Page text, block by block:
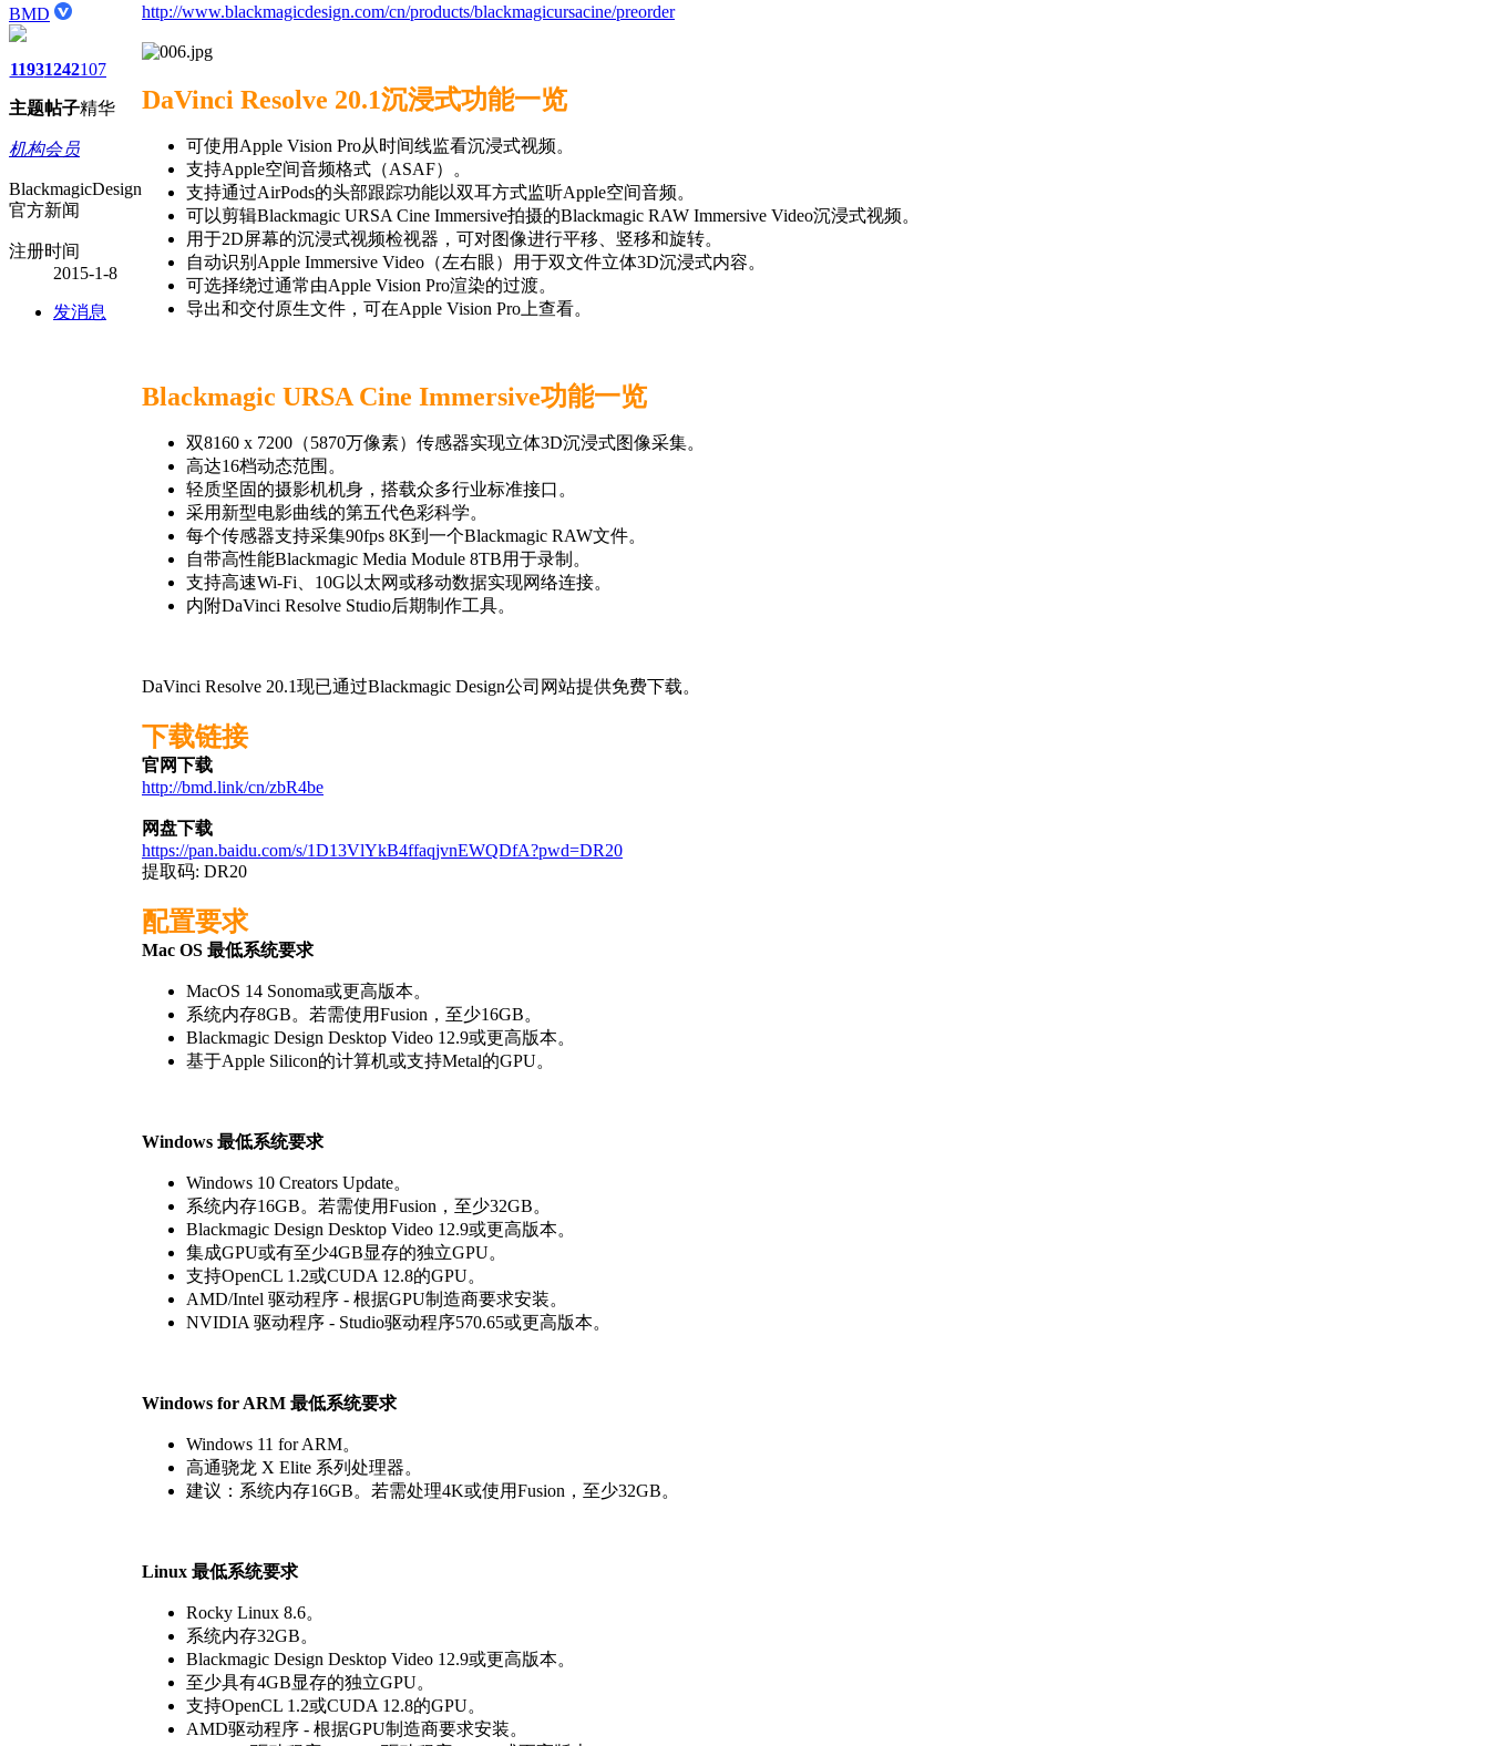
BMD
1193
主题
1242
帖子
107
精华
机构会员
BlackmagicDesign
官方新闻
注册时间
2015-1-8
发消息
http://www.blackmagicdesign.com/cn/products/blackmagicursacine/preorder
DaVinci Resolve 20.1沉浸式功能一览
可使用Apple Vision Pro从时间线监看沉浸式视频。
支持Apple空间音频格式（ASAF）。
支持通过AirPods的头部跟踪功能以双耳方式监听Apple空间音频。
可以剪辑Blackmagic URSA Cine Immersive拍摄的Blackmagic RAW Immersive Video沉浸式视频。
用于2D屏幕的沉浸式视频检视器，可对图像进行平移、竖移和旋转。
自动识别Apple Immersive Video（左右眼）用于双文件立体3D沉浸式内容。
可选择绕过通常由Apple Vision Pro渲染的过渡。
导出和交付原生文件，可在Apple Vision Pro上查看。
Blackmagic URSA Cine Immersive功能一览
双8160 x 7200（5870万像素）传感器实现立体3D沉浸式图像采集。
高达16档动态范围。
轻质坚固的摄影机机身，搭载众多行业标准接口。
采用新型电影曲线的第五代色彩科学。
每个传感器支持采集90fps 8K到一个Blackmagic RAW文件。
自带高性能Blackmagic Media Module 8TB用于录制。
支持高速Wi-Fi、10G以太网或移动数据实现网络连接。
内附DaVinci Resolve Studio后期制作工具。
DaVinci Resolve 20.1现已通过Blackmagic Design公司网站提供免费下载。
下载链接
官网下载
http://bmd.link/cn/zbR4be
网盘下载
https://pan.baidu.com/s/1D13VlYkB4ffaqjvnEWQDfA?pwd=DR20
提取码: DR20
配置要求
Mac OS 最低系统要求
MacOS 14 Sonoma或更高版本。
系统内存8GB。若需使用Fusion，至少16GB。
Blackmagic Design Desktop Video 12.9或更高版本。
基于Apple Silicon的计算机或支持Metal的GPU。
Windows 最低系统要求
Windows 10 Creators Update。
系统内存16GB。若需使用Fusion，至少32GB。
Blackmagic Design Desktop Video 12.9或更高版本。
集成GPU或有至少4GB显存的独立GPU。
支持OpenCL 1.2或CUDA 12.8的GPU。
AMD/Intel 驱动程序 - 根据GPU制造商要求安装。
NVIDIA 驱动程序 - Studio驱动程序570.65或更高版本。
Windows for ARM 最低系统要求
Windows 11 for ARM。
高通骁龙 X Elite 系列处理器。
建议：系统内存16GB。若需处理4K或使用Fusion，至少32GB。
Linux 最低系统要求
Rocky Linux 8.6。
系统内存32GB。
Blackmagic Design Desktop Video 12.9或更高版本。
至少具有4GB显存的独立GPU。
支持OpenCL 1.2或CUDA 12.8的GPU。
AMD驱动程序 - 根据GPU制造商要求安装。